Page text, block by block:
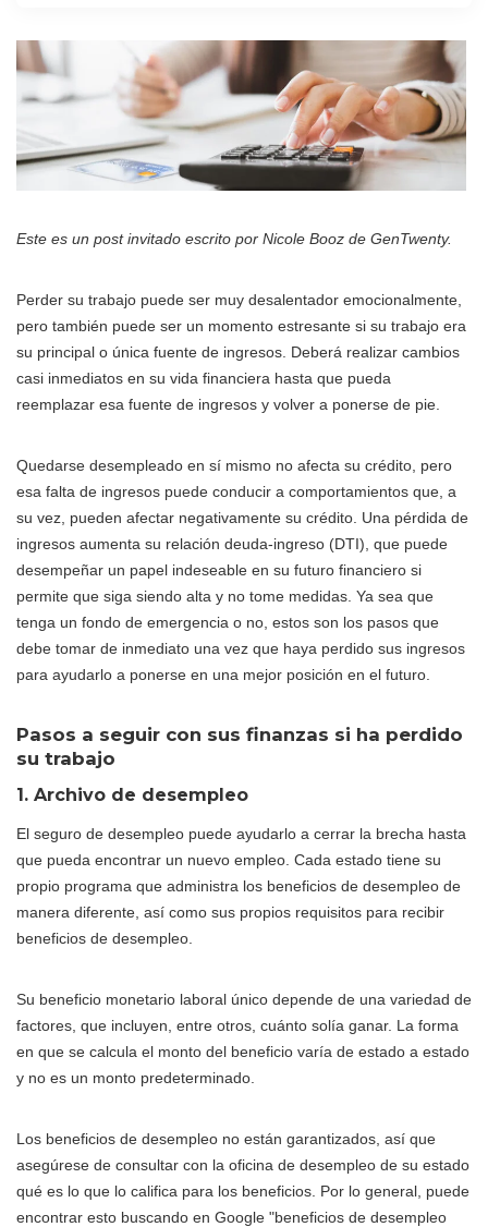
Este es un post invitado escrito por Nicole Booz de GenTwenty.
Perder su trabajo puede ser muy desalentador emocionalmente,
pero también puede ser un momento estresante si su trabajo era
su principal o única fuente de ingresos. Deberá realizar cambios
casi inmediatos en su vida financiera hasta que pueda
reemplazar esa fuente de ingresos y volver a ponerse de pie.
Quedarse desempleado en sí mismo no afecta su crédito, pero
esa falta de ingresos puede conducir a comportamientos que, a
su vez, pueden afectar negativamente su crédito. Una pérdida de
ingresos aumenta su relación deuda-ingreso (DTI), que puede
desempeñar un papel indeseable en su futuro financiero si
permite que siga siendo alta y no tome medidas. Ya sea que
tenga un fondo de emergencia o no, estos son los pasos que
debe tomar de inmediato una vez que haya perdido sus ingresos
para ayudarlo a ponerse en una mejor posición en el futuro.
Pasos a seguir con sus finanzas si ha perdido
su trabajo
1. Archivo de desempleo
El seguro de desempleo puede ayudarlo a cerrar la brecha hasta
que pueda encontrar un nuevo empleo. Cada estado tiene su
propio programa que administra los beneficios de desempleo de
manera diferente, así como sus propios requisitos para recibir
beneficios de desempleo.
Su beneficio monetario laboral único depende de una variedad de
factores, que incluyen, entre otros, cuánto solía ganar. La forma
en que se calcula el monto del beneficio varía de estado a estado
y no es un monto predeterminado.
Los beneficios de desempleo no están garantizados, así que
asegúrese de consultar con la oficina de desempleo de su estado
qué es lo que lo califica para los beneficios. Por lo general, puede
encontrar esto buscando en Google "beneficios de desempleo